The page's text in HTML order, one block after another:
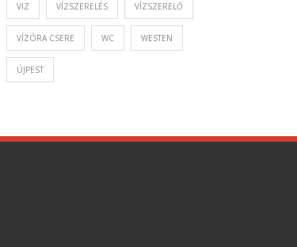
VIZ VÍZSZERELÉS VÍZSZERELŐ
VÍZÓRA CSERE WC WESTEN
ÚJPEST